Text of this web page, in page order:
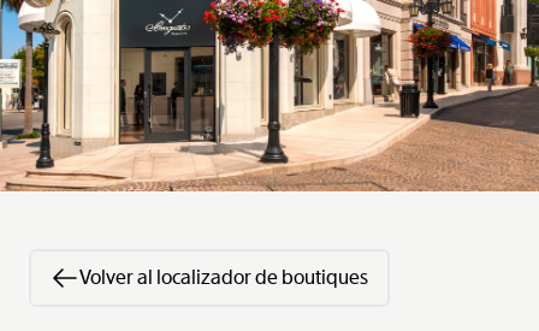
Volver al localizador de boutiques